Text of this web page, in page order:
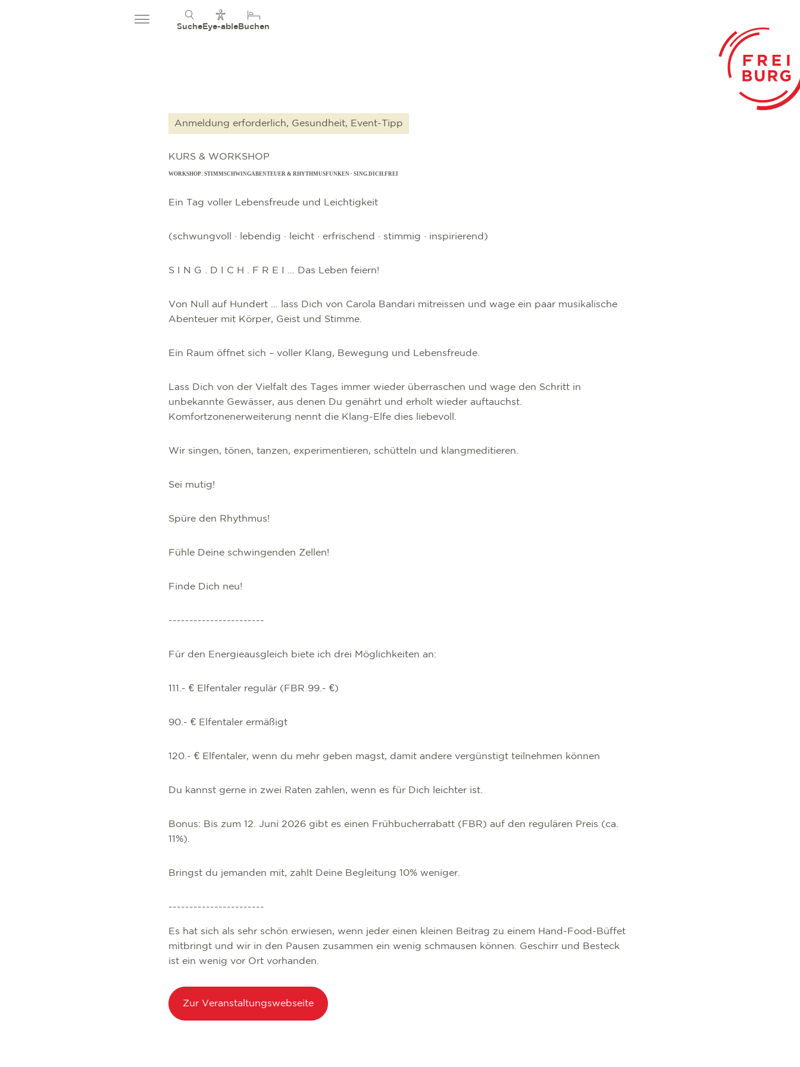
Suche Eye-able Buchen
Anmeldung erforderlich, Gesundheit, Event-Tipp
KURS & WORKSHOP
WORKSHOP: STIMMSCHWINGABENTEUER & RHYTHMUSFUNKEN · SING.DICH.FREI
Ein Tag voller Lebensfreude und Leichtigkeit
(schwungvoll · lebendig · leicht · erfrischend · stimmig · inspirierend)
S I N G . D I C H . F R E I … Das Leben feiern!
Von Null auf Hundert … lass Dich von Carola Bandari mitreissen und wage ein paar musikalische
Abenteuer mit Körper, Geist und Stimme.
Ein Raum öffnet sich – voller Klang, Bewegung und Lebensfreude.
Lass Dich von der Vielfalt des Tages immer wieder überraschen und wage den Schritt in
unbekannte Gewässer, aus denen Du genährt und erholt wieder auftauchst.
Komfortzonenerweiterung nennt die Klang-Elfe dies liebevoll.
Wir singen, tönen, tanzen, experimentieren, schütteln und klangmeditieren.
Sei mutig!
Spüre den Rhythmus!
Fühle Deine schwingenden Zellen!
Finde Dich neu!
-----------------------
Für den Energieausgleich biete ich drei Möglichkeiten an:
111.- € Elfentaler regulär (FBR 99.- €)
90.- € Elfentaler ermäßigt
120.- € Elfentaler, wenn du mehr geben magst, damit andere vergünstigt teilnehmen können
Du kannst gerne in zwei Raten zahlen, wenn es für Dich leichter ist.
Bonus: Bis zum 12. Juni 2026 gibt es einen Frühbucherrabatt (FBR) auf den regulären Preis (ca.
11%).
Bringst du jemanden mit, zahlt Deine Begleitung 10% weniger.
-----------------------
Es hat sich als sehr schön erwiesen, wenn jeder einen kleinen Beitrag zu einem Hand-Food-Büffet
mitbringt und wir in den Pausen zusammen ein wenig schmausen können. Geschirr und Besteck
ist ein wenig vor Ort vorhanden.
Zur Veranstaltungswebseite